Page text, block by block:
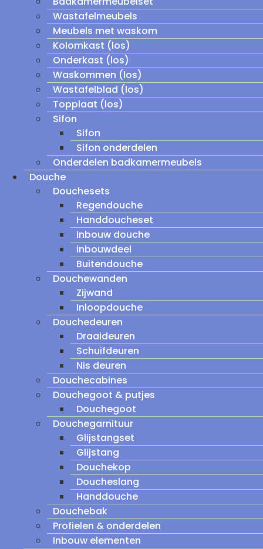
Wastafelmeubels
Meubels met waskom
Kolomkast (los)
Onderkast (los)
Waskommen (los)
Wastafelblad (los)
Topplaat (los)
Sifon
Sifon
Sifon onderdelen
Onderdelen badkamermeubels
Douche
Douchesets
Regendouche
Handdoucheset
Inbouw douche
inbouwdeel
Buitendouche
Douchewanden
Zijwand
Inloopdouche
Douchedeuren
Draaideuren
Schuifdeuren
Nis deuren
Douchecabines
Douchegoot & putjes
Douchegoot
Douchegarnituur
Glijstangset
Glijstang
Douchekop
Doucheslang
Handdouche
Douchebak
Profielen & onderdelen
Inbouw elementen